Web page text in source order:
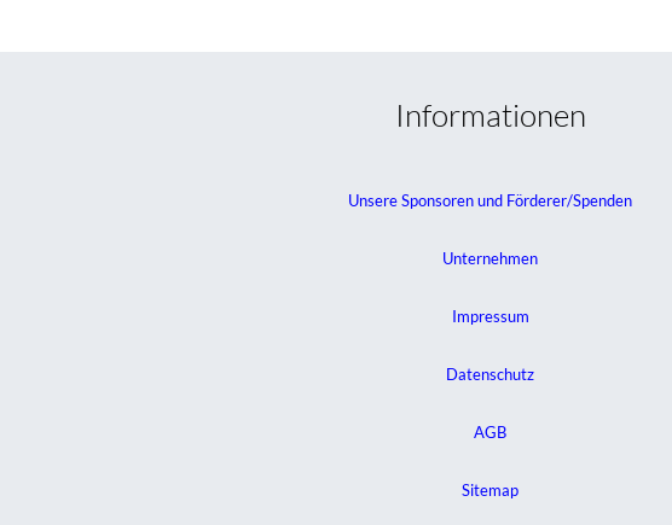
Informationen
Unsere Sponsoren und Förderer/Spenden
Unternehmen
Impressum
Datenschutz
AGB
Sitemap